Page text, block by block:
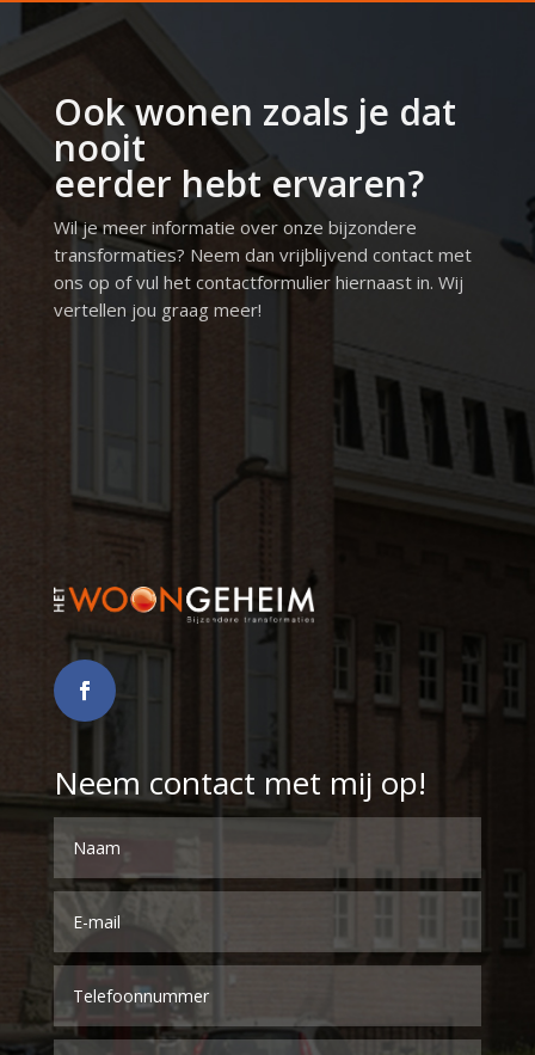
Ook wonen zoals je dat
nooit
eerder hebt ervaren?
Wil je meer informatie over onze bijzondere
transformaties? Neem dan vrijblijvend contact met
ons op of vul het contactformulier hiernaast in. Wij
vertellen jou graag meer!
Neem contact met mij op!